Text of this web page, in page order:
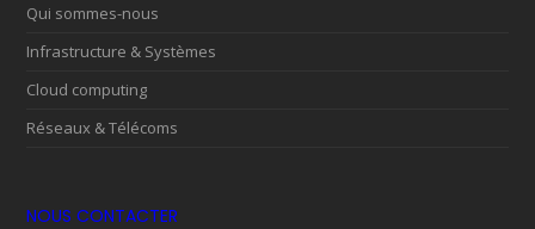
Qui sommes-nous
Infrastructure & Systèmes
Cloud computing
Réseaux & Télécoms
NOUS CONTACTER